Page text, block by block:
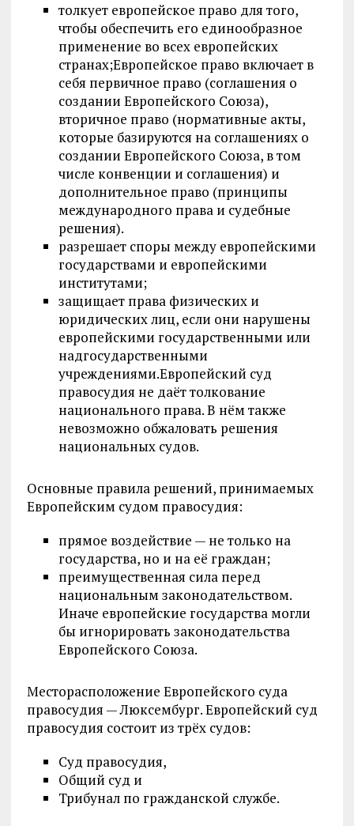
толкует европейское право для того,
чтобы обеспечить его единообразное
применение во всех европейских
странах;Европейское право включает в
себя первичное право (соглашения о
создании Европейского Союза),
вторичное право (нормативные акты,
которые базируются на соглашениях о
создании Европейского Союза, в том
числе конвенции и соглашения) и
дополнительное право (принципы
международного права и судебные
решения).
разрешает споры между европейскими
государствами и европейскими
институтами;
защищает права физических и
юридических лиц, если они нарушены
европейскими государственными или
надгосударственными
учреждениями.Европейский суд
правосудия не даёт толкование
национального права. В нём также
невозможно обжаловать решения
национальных судов.
Основные правила решений, принимаемых
Европейским судом правосудия:
прямое воздействие — не только на
государства, но и на её граждан;
преимущественная сила перед
национальным законодательством.
Иначе европейские государства могли
бы игнорировать законодательства
Европейского Союза.
Месторасположение Европейского суда
правосудия — Люксембург. Европейский суд
правосудия состоит из трёх судов:
Суд правосудия,
Общий суд и
Трибунал по гражданской службе.